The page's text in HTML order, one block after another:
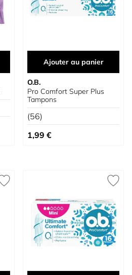
Ajouter au panier
O.B.
Pro Comfort Super Plus
Tampons
(56)
1,99 €